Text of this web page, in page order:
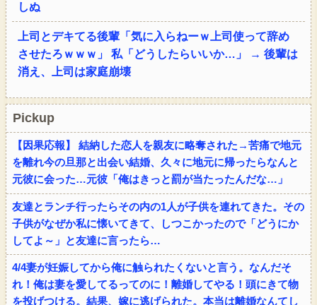
しぬ
上司とデキてる後輩「気に入らねーｗ上司使って辞め
させたろｗｗｗ」 私「どうしたらいいか…」 → 後輩は
消え、上司は家庭崩壊
Pickup
【因果応報】 結納した恋人を親友に略奪された→苦痛で地元
を離れ今の旦那と出会い結婚、久々に地元に帰ったらなんと
元彼に会った…元彼「俺はきっと罰が当たったんだな…」
友達とランチ行ったらその内の1人が子供を連れてきた。その
子供がなぜか私に懐いてきて、しつこかったので「どうにか
してよ～」と友達に言ったら…
4/4妻が妊娠してから俺に触られたくないと言う。なんだそ
れ！俺は妻を愛してるってのに！離婚してやる！頭にきて物
を投げつける。結果、嫁に逃げられた。本当は離婚なんてし